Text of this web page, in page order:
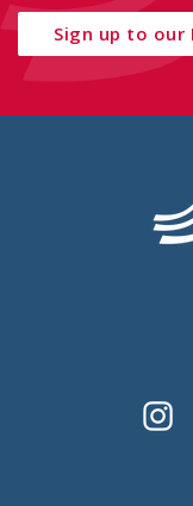
Sign up to